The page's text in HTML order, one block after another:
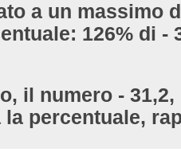
a un massimo
126% di -
il numero -
percentuale,